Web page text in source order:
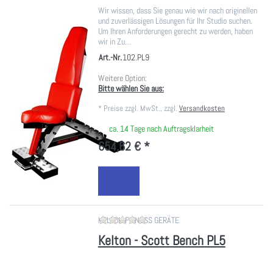
Wir wissen, dass Sie genau wie wir nach originellen
und zuverlässigen Lösungen für Ihr Studio suchen.
Um Ihren Anforderungen gerecht zu werden, haben
wir in Zu…
Art.-Nr.102.PL9
Weitere Option:
Bitte wählen Sie aus:
* Preise zzgl. MwSt., zzgl. Versandkosten
ca. 14 Tage nach Auftragsklarheit
654,62 € *
KELTON FITNESS GERÄTEZu diesem Produkt liegen noch
Kelton - Scott Bench PL5